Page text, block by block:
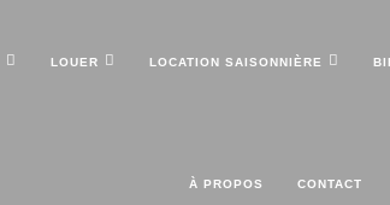
LOUER LOCATION SAISONNIÈRE
À PROPOS CONTACT